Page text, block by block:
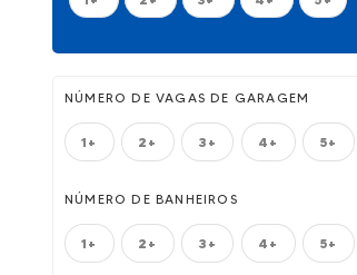
NÚMERO DE VAGAS DE GARAGEM
1+ 2+ 3+ 4+ 5+
NÚMERO DE BANHEIROS
1+ 2+ 3+ 4+ 5+